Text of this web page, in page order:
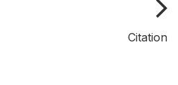
Citation